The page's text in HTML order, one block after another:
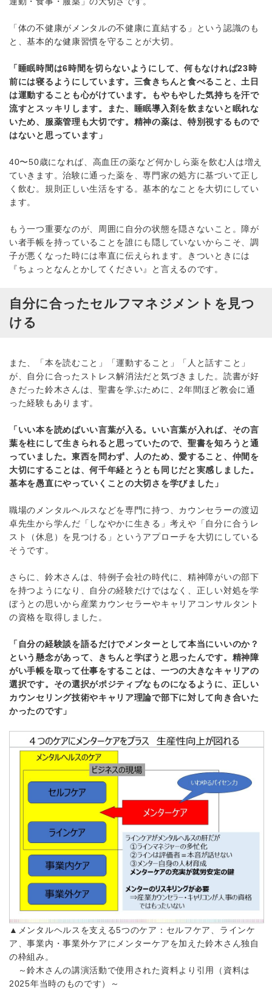
「体の不健康がメンタルの不健康に直結する」という認識のも
と、基本的な健康習慣を守ることが大切。
「睡眠時間は6時間を切らないようにして、何もなければ23時
前には寝るようにしています。三食きちんと食べること、土日
は運動することも心がけています。もやもやした気持ちを汗で
流すとスッキリします。また、睡眠導入剤を飲まないと眠れな
いため、服薬管理も大切です。精神の薬は、特別視するもので
はないと思っています」
40〜50歳になれば、高血圧の薬など何かしら薬を飲む人は増え
ていきます。治験に通った薬を、専門家の処方に基づいて正し
く飲む。規則正しい生活をする。基本的なことを大切にしてい
ます。
もう一つ重要なのが、周囲に自分の状態を隠さないこと。障が
い者手帳を持っていることを誰にも隠していないからこそ、調
子が悪くなった時には率直に伝えられます。きついときには
『ちょっとなんとかしてください』と言えるのです。
自分に合ったセルフマネジメントを見つ
ける
また、「本を読むこと」「運動すること」「人と話すこと」
が、自分に合ったストレス解消法だと気づきました。読書が好
きだった鈴木さんは、聖書を学ぶために、2年間ほど教会に通
った経験もあります。
「いい本を読めばいい言葉が入る。いい言葉が入れば、その言
葉を柱にして生きられると思っていたので、聖書を知ろうと通
っていました。東西を問わず、人のため、愛すること、仲間を
大切にすることは、何千年経とうとも同じだと実感しました。
基本を愚直にやっていくことの大切さを学びました」
職場のメンタルヘルスなどを専門に持つ、カウンセラーの渡辺
卓先生から学んだ「しなやかに生きる」考えや「自分に合うレ
スト（休息）を見つける」というアプローチを大切にしている
そうです。
さらに、鈴木さんは、特例子会社の時代に、精神障がいの部下
を持つようになり、自分の経験だけではなく、正しい対処を学
ぼうとの思いから産業カウンセラーやキャリアコンサルタント
の資格を取得しました。
「自分の経験談を語るだけでメンターとして本当にいいのか？
という懸念があって、きちんと学ぼうと思ったんです。精神障
がい手帳を取って仕事をすることは、一つの大きなキャリアの
選択です。その選択がポジティブなものになるように、正しい
カウンセリング技術やキャリア理論で部下に対して向き合いた
かったのです」
▲メンタルヘルスを支える5つのケア：セルフケア、ラインケ
ア、事業内・事業外ケアにメンターケアを加えた鈴木さん独自
の枠組み。
～鈴木さんの講演活動で使用された資料より引用（資料は
2025年当時のものです）～